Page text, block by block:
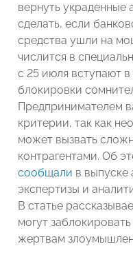
вернуть украденные
сделать, если
средства ушли на
числится в
с 25 июля вступают
блокировки
Предпринимателем
критерии, так как
может вызвать
контрагентами. Об
сообщали в выпуске
экспертизы и
В статье
могут
жертвам